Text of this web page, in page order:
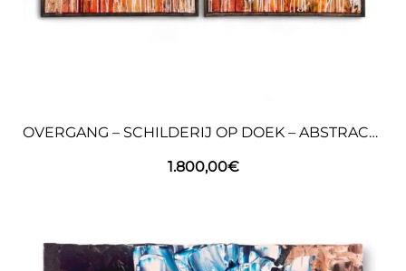
OVERGANG – SCHILDERIJ OP DOEK – ABSTRACTE KUNST
1.800,00€